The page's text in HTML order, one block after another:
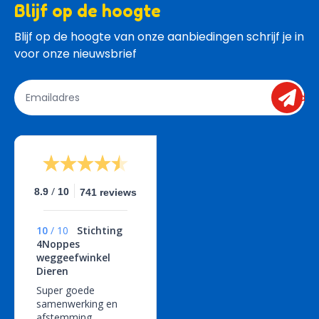
Blijf op de hoogte
Blijf op de hoogte van onze aanbiedingen schrijf je in
voor onze nieuwsbrief
send
8.9 / 10 741 reviews
10 / 10
Stichting
4Noppes
weggeefwinkel
Dieren
Super goede
samenwerking en